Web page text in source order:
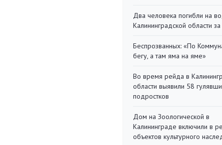
Два человека погибли на
Калининградской области
Беспрозванных: «По
бегу, а там яма на яме»
Во время рейда в
области выявили 58
подростков
Дом на Зоологической в
Калининграде включили в
объектов культурного